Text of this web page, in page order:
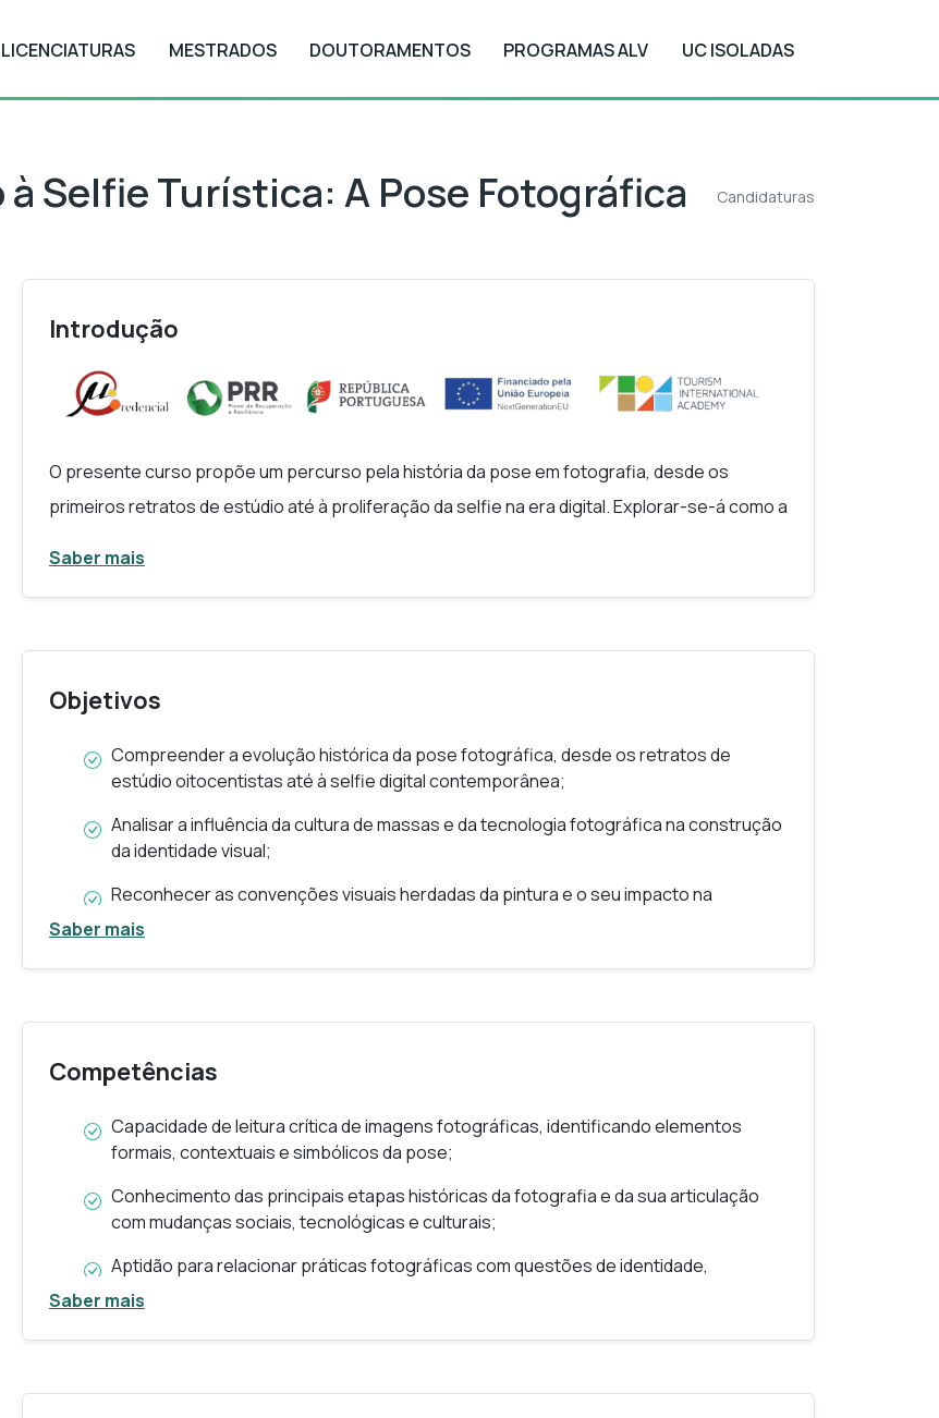
LICENCIATURAS MESTRADOS DOUTORAMENTOS PROGRAMAS ALV UC ISOLADAS
Selfie Turística: A Pose Fotográfica Candidaturas
Introdução
O presente curso propõe um percurso pela história da pose em fotografia, desde os
primeiros retratos de estúdio até à proliferação daselfiena era digital. Explorar-se-á como a
construção de imagens formais e de prestígio, assim como a forma como a revolução digital
social. Através de uma abordagem crítica e visual, os participantes serão convidados a
pensar sobre o poder da pose como gesto cultural e expressão da identidade ao longo do
tempo. Por outro lado, ao tornarmo-nos fotógrafos de nós mesmos, algo de uma presença
e de uma relação com outro (o fotógrafo) se perdeu. De que modo pode isso ser
sintomático do nosso tempo?
GUIA DE CURSO
Saber mais
Objetivos
Compreender a evolução histórica da pose fotográfica, desde os retratos de
estúdio oitocentistas até à selfie digital contemporânea;
Analisar a influência da cultura de massas e da tecnologia fotográfica na construção
da identidade visual;
Reconhecer as convenções visuais herdadas da pintura e o seu impacto na
fotografia comercial “burguesa”;
Estudar o papel dos estúdios fotográficos na encenação da autoridade, da fantasia
contemporâneas;
digital;
visual na cultura da imagem.
Saber mais
Competências
Capacidade de leitura crítica de imagens fotográficas, identificando elementos
formais, contextuais e simbólicos da pose;
Conhecimento das principais etapas históricas da fotografia e da sua articulação
com mudanças sociais, tecnológicas e culturais;
Aptidão para relacionar práticas fotográficas com questões de identidade,
representação e normatividade social;
Domínio de conceitos fundamentais da teoria da imagem, da visualidade e da cultura
Saber mais